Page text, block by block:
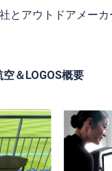
とアウトドアメー
＆LOGOS概要